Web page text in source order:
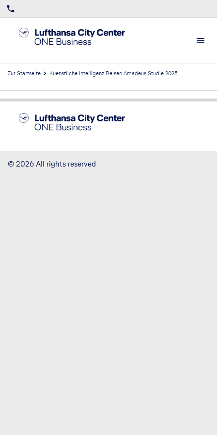
Zur Startseite Kuenstliche Intelligenz Reisen Amadeus Studie 2025
Footer
Footer navigation
Home
Allgemeine Geschäftsbedingungen
Datenschutz
Kontakt
Barrierefreiheitsstärkungsgesetz
Impressum
©2026All rights reserved